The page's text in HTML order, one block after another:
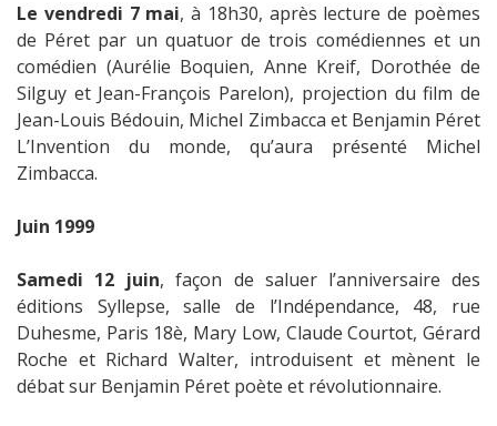
Le vendredi 7 mai, à 18h30, après lecture de poèmes
de Péret par un quatuor de trois comédiennes et un
comédien (Aurélie Boquien, Anne Kreif, Dorothée de
Silguy et Jean-François Parelon), projection du film de
Jean-Louis Bédouin, Michel Zimbacca et Benjamin Péret
L’Invention du monde, qu’aura présenté Michel
Zimbacca.
Juin 1999
Samedi 12 juin, façon de saluer l’anniversaire des
éditions Syllepse, salle de l’Indépendance, 48, rue
Duhesme, Paris 18è, Mary Low, Claude Courtot, Gérard
Roche et Richard Walter, introduisent et mènent le
débat sur Benjamin Péret poète et révolutionnaire.